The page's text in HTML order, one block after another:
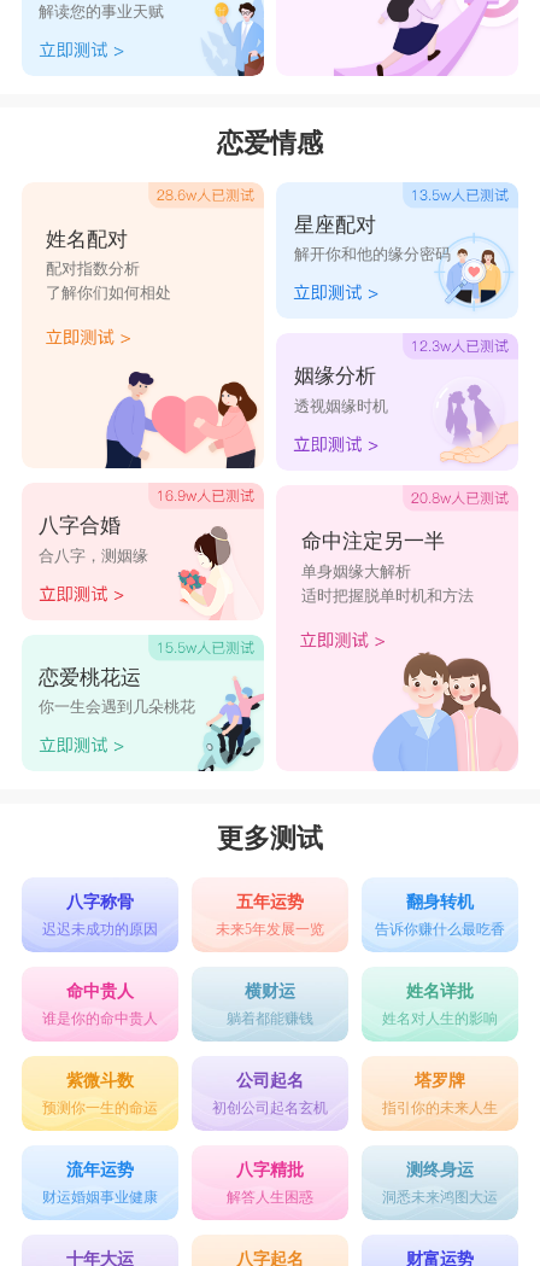
于结识新朋友，不受拘束地和人们相处。要束缚她
行动的话，那就会令她感到压抑、失去活力，陷入
宜在宽松环境中生活。天蝎男好静，喜欢独处，不
愿被打扰。他特别看重自己的隐私，小心翼翼提防
别人知道，所以就更不喜交际了。于是，他和女方
会在如何待人接物方面产生矛盾，不过这并非无法
解决。只要双方提前沟通好解决的方案，互相退后
一步，就会发现生活还是那么的和谐、美好。
星座乐原创文章，转载需注明出处
解读您的事业天赋
恋爱情感
姓名配对
配对指数分析
了解你们如何相处
八字合婚
合八字，测姻缘
恋爱桃花运
你一生会遇到几朵桃花
星座配对
解开你和他的缘分密码
姻缘分析
透视姻缘时机
命中注定另一半
单身姻缘大解析
适时把握脱单时机和方法
更多测试
八字称骨
迟迟未成功的原因
五年运势
未来5年发展一览
翻身转机
告诉你赚什么最吃香
命中贵人
谁是你的命中贵人
横财运
躺着都能赚钱
姓名详批
姓名对人生的影响
紫微斗数
预测你一生的命运
公司起名
初创公司起名玄机
塔罗牌
指引你的未来人生
流年运势
财运婚姻事业健康
八字精批
解答人生困惑
测终身运
洞悉未来鸿图大运
十年大运 八字起名 财富运势